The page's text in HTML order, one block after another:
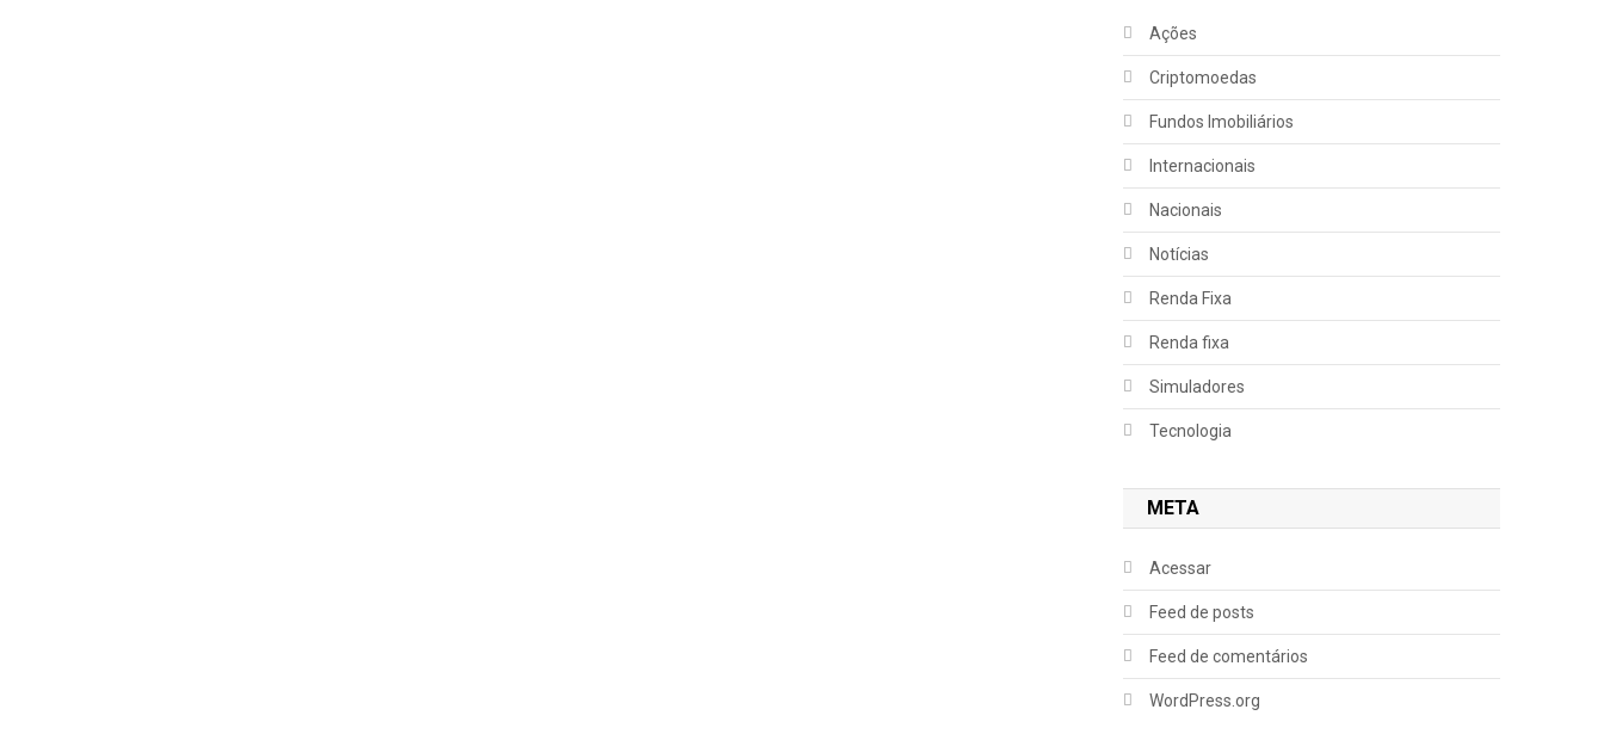
Ações
Criptomoedas
Fundos Imobiliários
Internacionais
Nacionais
Notícias
Renda Fixa
Renda fixa
Simuladores
Tecnologia
META
Acessar
Feed de posts
Feed de comentários
WordPress.org